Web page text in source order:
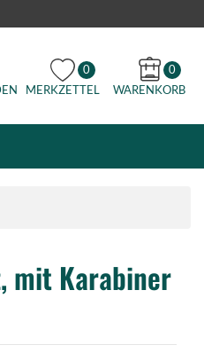
0
MERKZETTEL
0
WARENKORB
mit Karabiner